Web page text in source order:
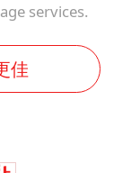
services.
佳